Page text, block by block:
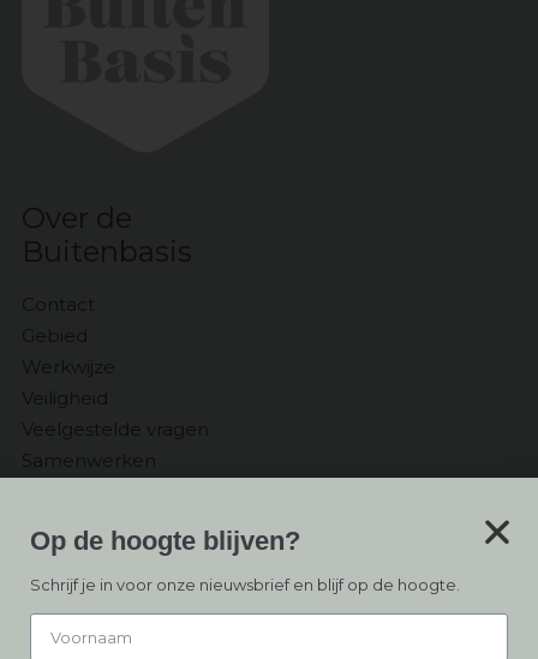
Over de
Buitenbasis
Contact
Gebied
Werkwijze
Veiligheid
Veelgestelde vragen
Samenwerken
Ontvang
de Nieuwsbrief
Op de hoogte blijven?
Schrijf je in voor onze nieuwsbrief en blijf op de hoogte.